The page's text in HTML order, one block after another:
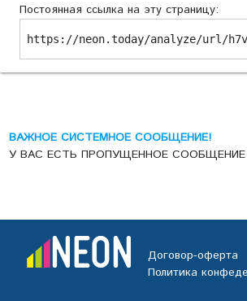
Постоянная ссылка на эту страницу:
https://neon.today/analyze/url/
ВАЖНОЕ СИСТЕМНОЕ СООБЩЕНИЕ!
У ВАС ЕСТЬ ПРОПУЩЕННОЕ
Договор-оферта
Политика